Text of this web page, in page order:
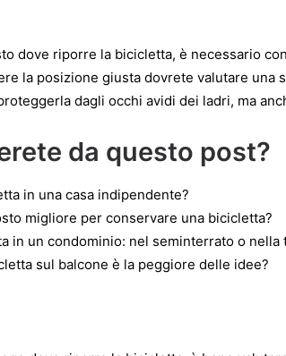
dove riporre la bicicletta, è necessario
la posizione giusta dovrete valutare una
dagli occhi avidi dei ladri, ma
da questo post?
in una casa indipendente?
migliore per conservare una bicicletta?
in un condominio: nel seminterrato o nella
sul balcone è la peggiore delle idee?